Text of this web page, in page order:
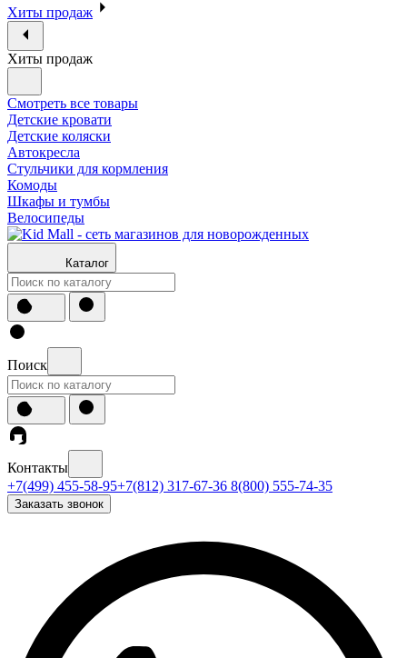
Хиты продаж
Хиты продаж
Смотреть все товары
Детские кровати
Детские коляски
Автокресла
Стульчики для кормления
Комоды
Шкафы и тумбы
Велосипеды
Каталог
Поиск
Контакты
+7(499) 455-58-95+7(812) 317-67-36 8(800) 555-74-35
Заказать звонок